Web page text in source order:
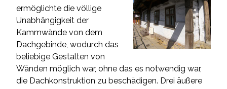
ermöglichte die völlige
Unabhängigkeit der
Kammwände von dem
Dachgebinde, wodurch das
beliebige Gestalten von
Wänden möglich war, ohne das es notwendig war,
die Dachkonstruktion zu beschädigen. Drei äußere